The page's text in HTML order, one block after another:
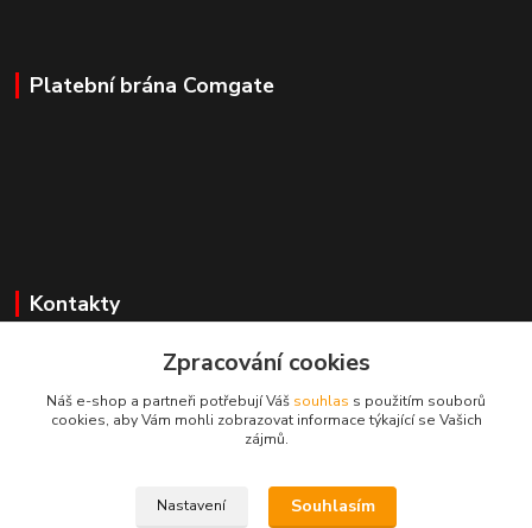
Platební brána Comgate
Kontakty
Mgr. Darina Janoušková
Zpracování cookies
Náš e-shop a partneři potřebují Váš souhlas s použitím souborů
cookies, aby Vám mohli zobrazovat informace týkající se Vašich
zájmů.
Nastavení Souhlasím